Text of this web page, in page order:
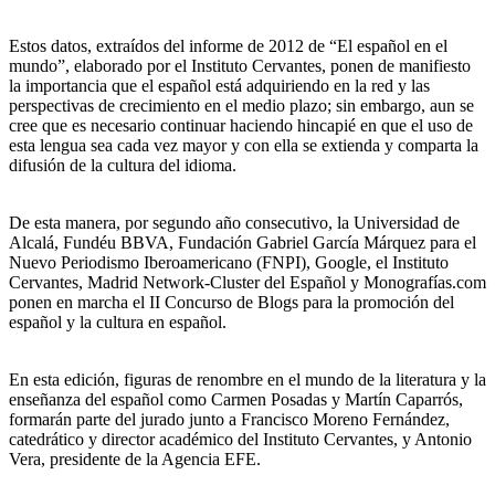
Estos datos, extraídos del informe de 2012 de “El español en el
mundo”, elaborado por el Instituto Cervantes, ponen de manifiesto
la importancia que el español está adquiriendo en la red y las
perspectivas de crecimiento en el medio plazo; sin embargo, aun se
cree que es necesario continuar haciendo hincapié en que el uso de
esta lengua sea cada vez mayor y con ella se extienda y comparta la
difusión de la cultura del idioma.
De esta manera, por segundo año consecutivo, la Universidad de
Alcalá, Fundéu BBVA, Fundación Gabriel García Márquez para el
Nuevo Periodismo Iberoamericano (FNPI), Google, el Instituto
Cervantes, Madrid Network-Cluster del Español y Monografías.com
ponen en marcha el II Concurso de Blogs para la promoción del
español y la cultura en español.
En esta edición, figuras de renombre en el mundo de la literatura y la
enseñanza del español como Carmen Posadas y Martín Caparrós,
formarán parte del jurado junto a Francisco Moreno Fernández,
catedrático y director académico del Instituto Cervantes, y Antonio
Vera, presidente de la Agencia EFE.